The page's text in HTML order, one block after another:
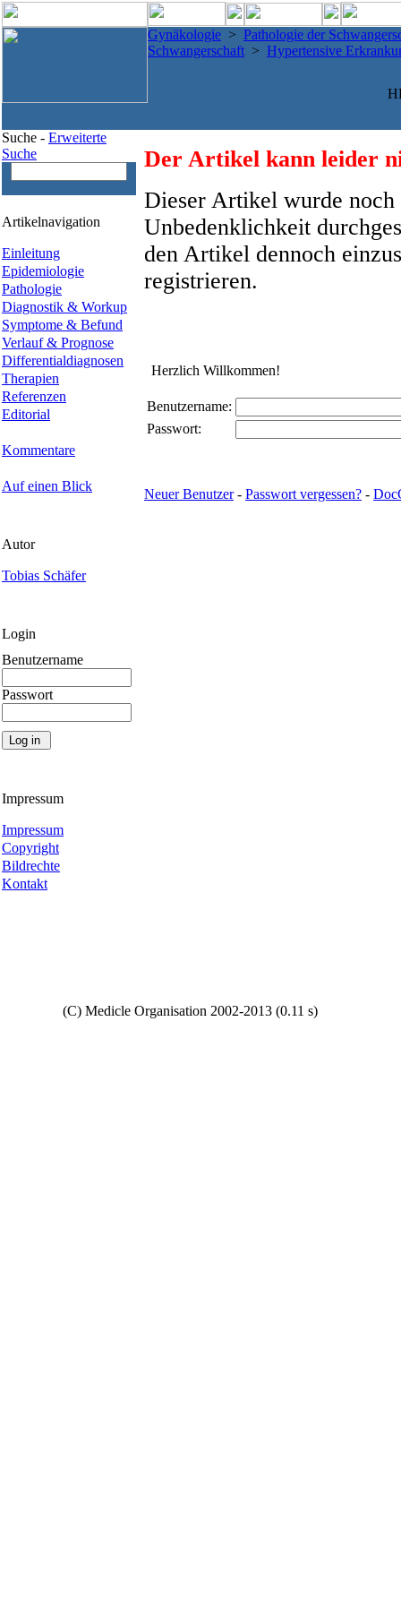
Gynäkologie > Pathologie der
Schwangerschaft > Hypertensive
Suche - Erweiterte
Suche
Artikelnavigation
Einleitung
Epidemiologie
Pathologie
Diagnostik & Workup
Symptome & Befund
Verlauf & Prognose
Differentialdiagnosen
Therapien
Referenzen
Editorial
Kommentare
Auf einen Blick
Autor
Tobias Schäfer
Login
Benutzername
Passwort
Impressum
Impressum
Copyright
Bildrechte
Kontakt
Der Artikel kann leider
Dieser Artikel wurde
Unbedenklichkeit
den Artikel dennoch
registrieren.
Herzlich Willkommen!
Benutzername:
Passwort:
Neuer Benutzer- Passwort vergessen? -
(C) Medicle Organisation 2002-2013 (0.11 s)